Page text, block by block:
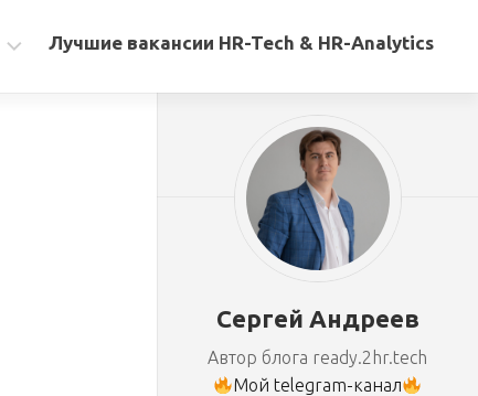
Лучшие вакансии HR-Tech & HR-Analytics
Сергей Андреев
Автор блога ready.2hr.tech
Мой telegram-канал